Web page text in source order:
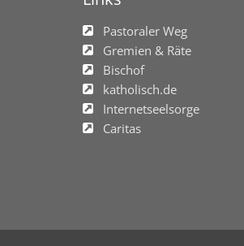
Pastoraler Weg
Gremien & Räte
Bischof
katholisch.de
Internetseelsorge
Caritas